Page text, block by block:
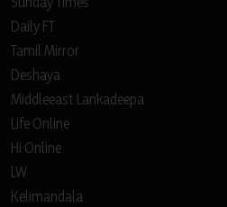
Daily FT
Tamil Mirror
Deshaya
Middleeast Lankadeepa
Life Online
Hi Online
LW
Kelimandala